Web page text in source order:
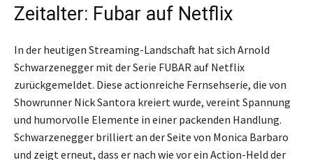
Zeitalter: Fubar auf Netflix
In der heutigen Streaming-Landschaft hat sich Arnold
Schwarzenegger mit der Serie FUBAR auf Netflix
zurückgemeldet. Diese actionreiche Fernsehserie, die von
Showrunner Nick Santora kreiert wurde, vereint Spannung
und humorvolle Elemente in einer packenden Handlung.
Schwarzenegger brilliert an der Seite von Monica Barbaro
und zeigt erneut, dass er nach wie vor ein Action-Held der